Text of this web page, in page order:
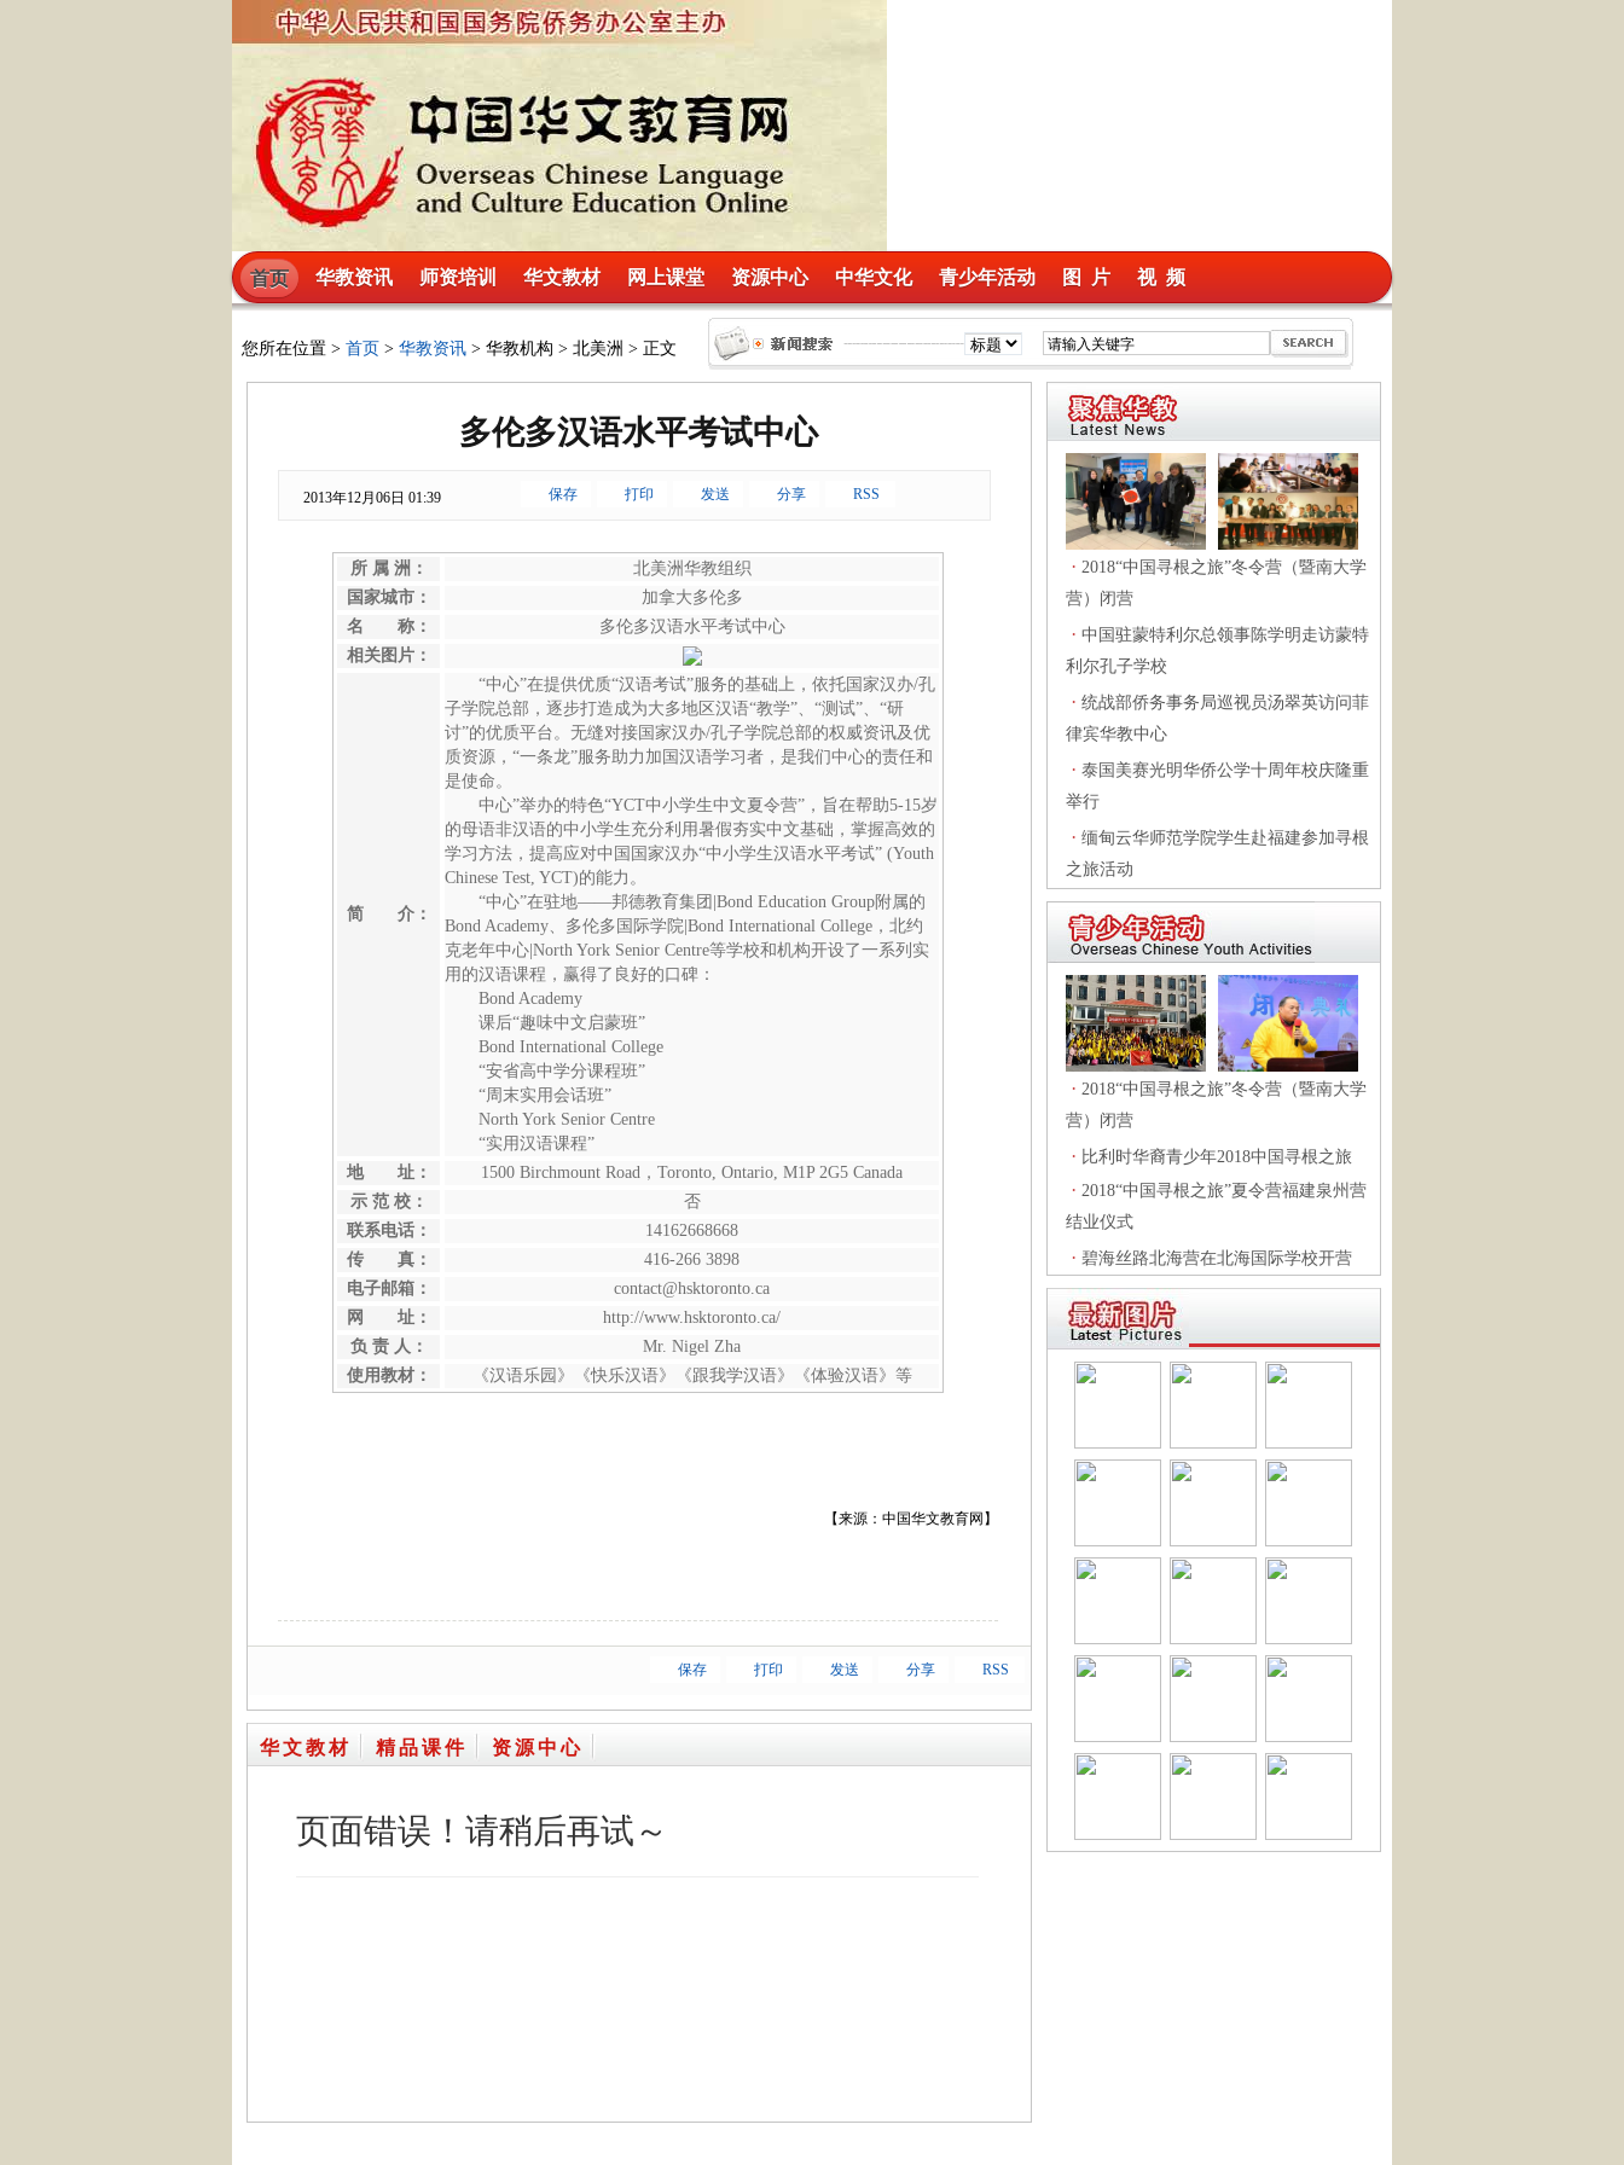
首页 华教资讯 师资培训 华文教材 网上课堂 资源中心 中华文化 青少年活动 图 片 视 频
您所在位置 > 首页 > 华教资讯 > 华教机构 > 北美洲 > 正文
多伦多汉语水平考试中心
2013年12月06日 01:39 保存 打印 发送 分享 RSS
所 属 洲：
北美洲华教组织
国家城市：
加拿大多伦多
名 称：
多伦多汉语水平考试中心
相关图片：
简 介：
“中心”在提供优质“汉语考试”服务的基础上，依托国家汉办/孔
子学院总部，逐步打造成为大多地区汉语“教学”、“测试”、“研
讨”的优质平台。无缝对接国家汉办/孔子学院总部的权威资讯及优
质资源，“一条龙”服务助力加国汉语学习者，是我们中心的责任和
是使命。
中心”举办的特色“YCT中小学生中文夏令营”，旨在帮助5-15岁
的母语非汉语的中小学生充分利用暑假夯实中文基础，掌握高效的
学习方法，提高应对中国国家汉办“中小学生汉语水平考试” (Youth
Chinese Test, YCT)的能力。
“中心”在驻地——邦德教育集团|Bond Education Group附属的
Bond Academy、多伦多国际学院|Bond International College，北约
克老年中心|North York Senior Centre等学校和机构开设了一系列实
用的汉语课程，赢得了良好的口碑：
Bond Academy
课后“趣味中文启蒙班”
Bond International College
“安省高中学分课程班”
“周末实用会话班”
North York Senior Centre
“实用汉语课程”
地 址：
1500 Birchmount Road，Toronto, Ontario, M1P 2G5 Canada
示 范 校：
否
联系电话：
14162668668
传 真：
416-266 3898
电子邮箱：
contact@hsktoronto.ca
网 址：
http://www.hsktoronto.ca/
负 责 人：
Mr. Nigel Zha
使用教材：
《汉语乐园》《快乐汉语》《跟我学汉语》《体验汉语》等
【来源：中国华文教育网】
保存 打印 发送 分享 RSS
华文教材 精品课件 资源中心
· 2018“中国寻根之旅”冬令营（暨南大学
营）闭营
· 中国驻蒙特利尔总领事陈学明走访蒙特
利尔孔子学校
· 统战部侨务事务局巡视员汤翠英访问菲
律宾华教中心
· 泰国美赛光明华侨公学十周年校庆隆重
举行
· 缅甸云华师范学院学生赴福建参加寻根
之旅活动
· 2018“中国寻根之旅”冬令营（暨南大学
营）闭营
· 比利时华裔青少年2018中国寻根之旅
· 2018“中国寻根之旅”夏令营福建泉州营
结业仪式
· 碧海丝路北海营在北海国际学校开营